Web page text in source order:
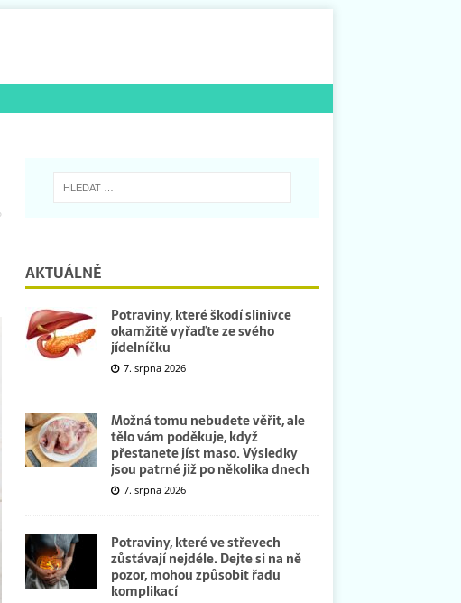
AKTUÁLNĚ
Potraviny, které škodí slinivce
okamžitě vyřaďte ze svého
jídelníčku
7. srpna 2026
Možná tomu nebudete věřit, ale
tělo vám poděkuje, když
přestanete jíst maso. Výsledky
jsou patrné již po několika dnech
7. srpna 2026
Potraviny, které ve střevech
zůstávají nejdéle. Dejte si na ně
pozor, mohou způsobit řadu
komplikací